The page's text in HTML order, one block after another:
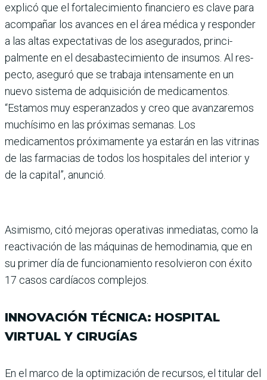
explicó que el fortaleci­miento financiero es clave para
acompañar los avances en el área médica y respon­der
a las altas expectativas de los asegurados, princi­
palmente en el desabasteci­miento de insumos. Al res­
pecto, aseguró que se trabaja intensamente en un
nuevo sistema de adquisición de medicamentos.
“Estamos muy esperanzados y creo que avanzaremos
muchísimo en las próximas semanas. Los
medicamentos próxima­mente ya estarán en las vitri­nas
de las farmacias de todos los hospitales del interior y
de la capital”, anunció.
Asimismo, citó mejoras ope­rativas inmediatas, como la
reactivación de las máqui­nas de hemodinamia, que en
su primer día de funciona­miento resolvieron con éxito
17 casos cardíacos complejos.
INNOVACIÓN TÉCNICA: HOSPITAL
VIRTUAL Y CIRUGÍAS
En el marco de la optimiza­ción de recursos, el titular del